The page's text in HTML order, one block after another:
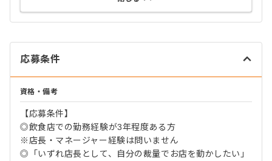
応募条件
資格・備考
【応募条件】
◎飲食店での勤務経験が3年程度ある方
※店長・マネージャー経験は問いません
◎「いずれ店長として、自分の裁量でお店を動かしたい」